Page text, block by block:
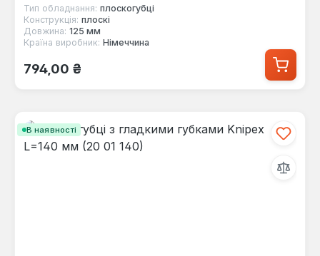
Тип обладнання: плоскогубці
Конструкція: плоскі
Довжина: 125 мм
Країна виробник: Німеччина
Звичайна ціна:
794,00 ₴
В наявності